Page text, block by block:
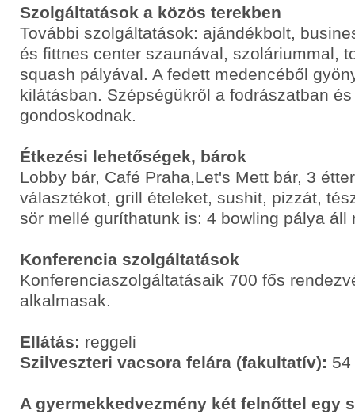
Szolgáltatások a közös terekben
További szolgáltatások: ajándékbolt,
és fittnes center szaunával, szoláriummal,
squash pályával. A fedett medencéből
kilátásban. Szépségükről a fodrászatban
gondoskodnak.
Étkezési lehetőségek, bárok
Lobby bár, Café Praha,Let's Mett bár, 3
választékot, grill ételeket, sushit, pizzát,
sör mellé guríthatunk is: 4 bowling pálya áll
Konferencia szolgáltatások
Konferenciaszolgáltatásaik 700 fős
alkalmasak.
Ellátás: reggeli
Szilveszteri vacsora felára (fakultatív): 54
A gyermekkedvezmény két felnőttel egy